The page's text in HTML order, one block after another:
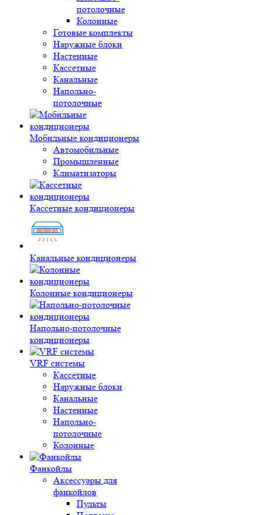
потолочные
Колонные
Готовые комплекты
Наружные блоки
Настенные
Кассетные
Канальные
Напольно-
потолочные
Мобильные кондиционеры
Автомобильные
Промышленные
Климатизаторы
Кассетные кондиционеры
Канальные кондиционеры
Колонные кондиционеры
Напольно-потолочные
кондиционеры
VRF системы
Кассетные
Наружные блоки
Канальные
Настенные
Напольно-
потолочные
Колонные
Фанкойлы
Аксессуары для
фанкойлов
Пульты